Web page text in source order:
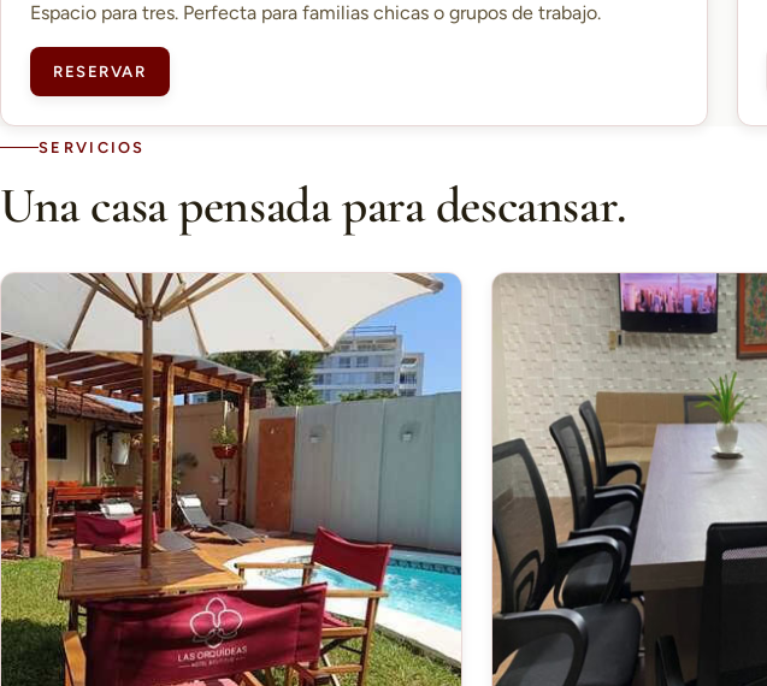
Espacio para tres. Perfecta para familias chicas o grupos de trabajo.
RESERVAR
SERVICIOS
Una casa pensada para descansar.